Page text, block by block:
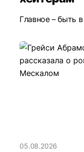
Главное – быть
05.08.2026